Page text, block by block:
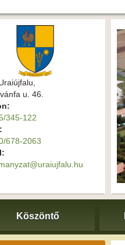
u. 46.
345-122
678-2063
Köszöntő